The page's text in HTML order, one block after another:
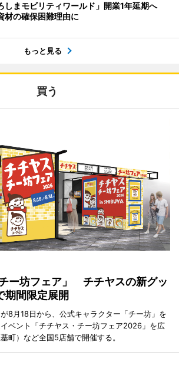
しまモビリティワールド」開業1年延期へ
材の確保困難理由に
もっと見る
買う
ー坊フェア」 チチヤスの新グッ
期間限定展開
8月18日から、公式キャラクター「チー坊」を
ベント「チチヤス・チー坊フェア2026」を広
町）など全国5店舗で開催する。